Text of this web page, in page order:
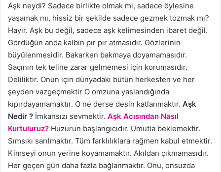
Aşk neydi? Sadece birlikte olmak mı, sadece öylesine
yaşamak mı, hissiz bir şekilde sadece gezmek tozmak mı?
Hayır. Aşk bu değil, sadece aşk kelimesinden ibaret değil.
Gördüğün anda kalbin pır pır atmasıdır. Gözlerinin
büyülenmesidir. Bakarken bakmaya doyamamasıdır.
Saçının tek teline zarar gelmemesi için korumasıdır.
Deliliktir. Onun için dünyadaki bütün herkesten ve her
şeyden vazgeçmektir O omzuna yaslandığında
kıpırdayamamaktır. O ne derse desin katlanmaktır. Aşk
Nedir ? İmkansızı sevmektir. Aşk Acısından Nasıl
Kurtuluruz? Huzurun başlangıcıdır. Umutla beklemektir.
Sımsıkı sarılmaktır. Tüm farklılıklara rağmen kabul etmektir.
Kimseyi onun yerine koyamamaktır. Akıldan çıkmamasıdır.
Her geçen gün daha fazla bağlanmaktır. Onu, onsuzda